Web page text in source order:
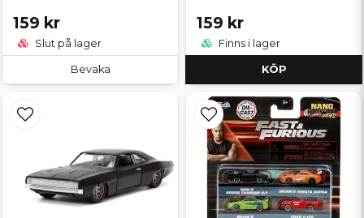
159 kr
Slut på lager
Bevaka
159 kr
Finns i lager
KÖP